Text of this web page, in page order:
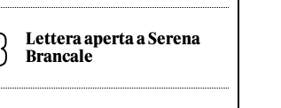
Lettera aperta a Serena
Brancale